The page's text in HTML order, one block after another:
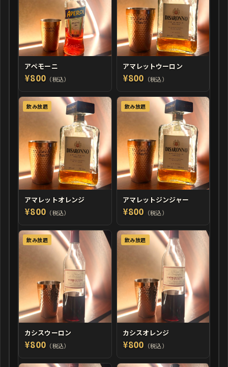
アペモーニ
¥800 （税込）
アマレットウーロン
¥800 （税込）
飲み放題
アマレットオレンジ
¥800 （税込）
飲み放題
アマレットジンジャー
¥800 （税込）
飲み放題
カシスウーロン
¥800 （税込）
飲み放題
カシスオレンジ
¥800 （税込）